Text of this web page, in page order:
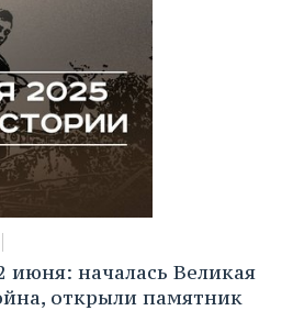
июня: началась Великая
открыли памятник